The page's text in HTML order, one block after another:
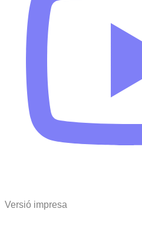
Versió impresa